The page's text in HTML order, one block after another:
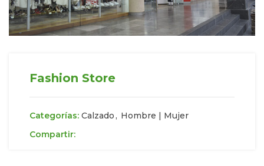
Fashion Store
Categorías: Calzado , Hombre | Mujer
Compartir: